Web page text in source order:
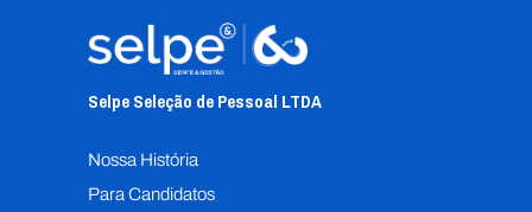
Selpe Seleção de Pessoal LTDA
Nossa História
Para Candidatos